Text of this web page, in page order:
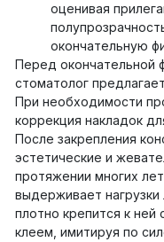
оценивая
окончательную
Перед окончательной
стоматолог
При необходимости
коррекция накладок
После закрепления
эстетические и
протяжении многих
выдерживает
плотно крепится к ней
клеем, имитируя по